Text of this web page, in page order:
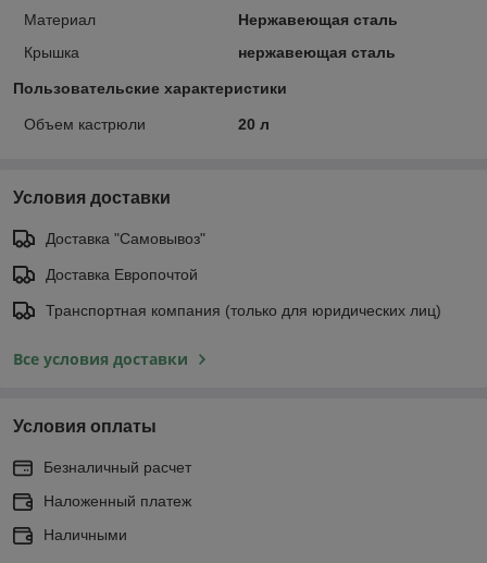
Материал
Нержавеющая сталь
Крышка
нержавеющая сталь
Пользовательские характеристики
Объем кастрюли 20 л
Условия доставки
Доставка "Самовывоз"
Доставка Европочтой
Транспортная компания (только для юридических лиц)
Все условия доставки
Условия оплаты
Безналичный расчет
Наложенный платеж
Наличными